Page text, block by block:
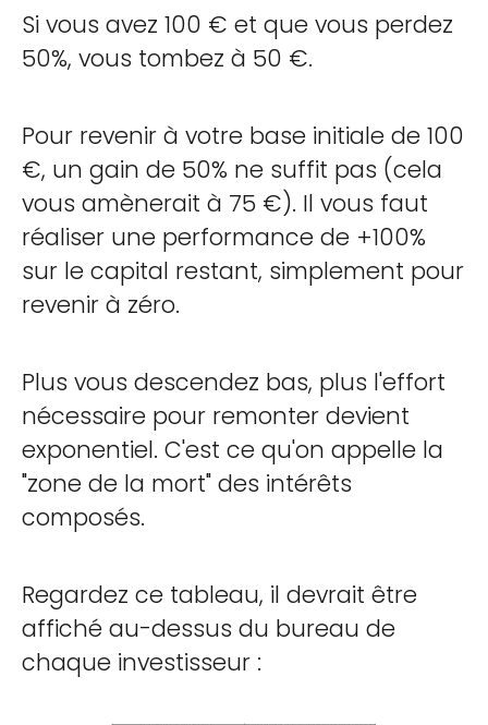
Si vous avez 100 € et que vous perdez
50%, vous tombez à 50 €.
Pour revenir à votre base initiale de 100
€, un gain de 50% ne suffit pas (cela
vous amènerait à 75 €). Il vous faut
réaliser une performance de +100%
sur le capital restant, simplement pour
revenir à zéro.
Plus vous descendez bas, plus l'effort
nécessaire pour remonter devient
exponentiel. C'est ce qu'on appelle la
"zone de la mort" des intérêts
composés.
Regardez ce tableau, il devrait être
affiché au-dessus du bureau de
chaque investisseur :